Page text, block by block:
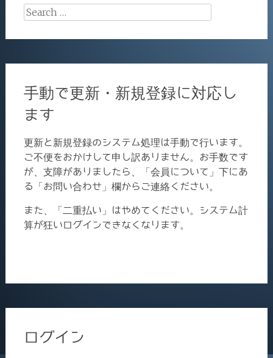
Search
手動で更新・新規登録に対応し
ます
更新と新規登録のシステム処理は手動で行います。
ご不便をおかけして申し訳ありません。お手数です
が、支障がありましたら、「会員について」下にあ
る「お問い合わせ」欄からご連絡ください。
また、「二重払い」はやめてください。システム計
算が狂いログインできなくなります。
ログイン